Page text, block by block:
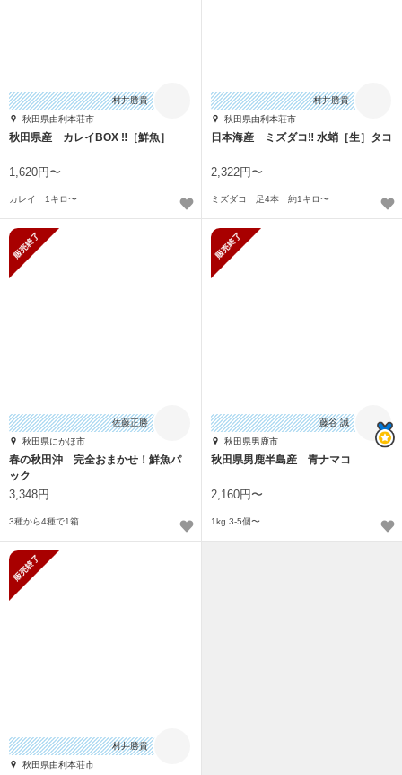
村井勝貴
秋田県由利本荘市
秋田県産 カレイBOX ‼️［鮮魚］
1,620円〜
カレイ 1キロ〜
村井勝貴
秋田県由利本荘市
日本海産 ミズダコ‼️ 水蛸［生］タコ
2,322円〜
ミズダコ 足4本 約1キロ〜
佐藤正勝
秋田県にかほ市
春の秋田沖 完全おまかせ！鮮魚パ
ック
3,348円
3種から4種で1箱
藤谷 誠
秋田県男鹿市
秋田県男鹿半島産 青ナマコ
2,160円〜
1kg 3-5個〜
村井勝貴
秋田県由利本荘市